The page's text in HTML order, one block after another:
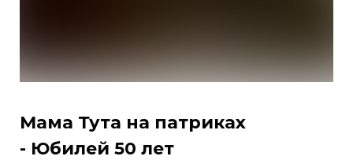
Мама Тута на патриках
- Юбилей 50 лет